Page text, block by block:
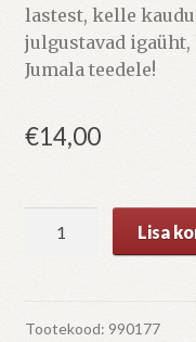
lastest, kelle
julgustavad igaüht,
Jumala teedele!
€14,00
seiklused
Jumalaga
kogus
Lisa
Tootekood: 990177